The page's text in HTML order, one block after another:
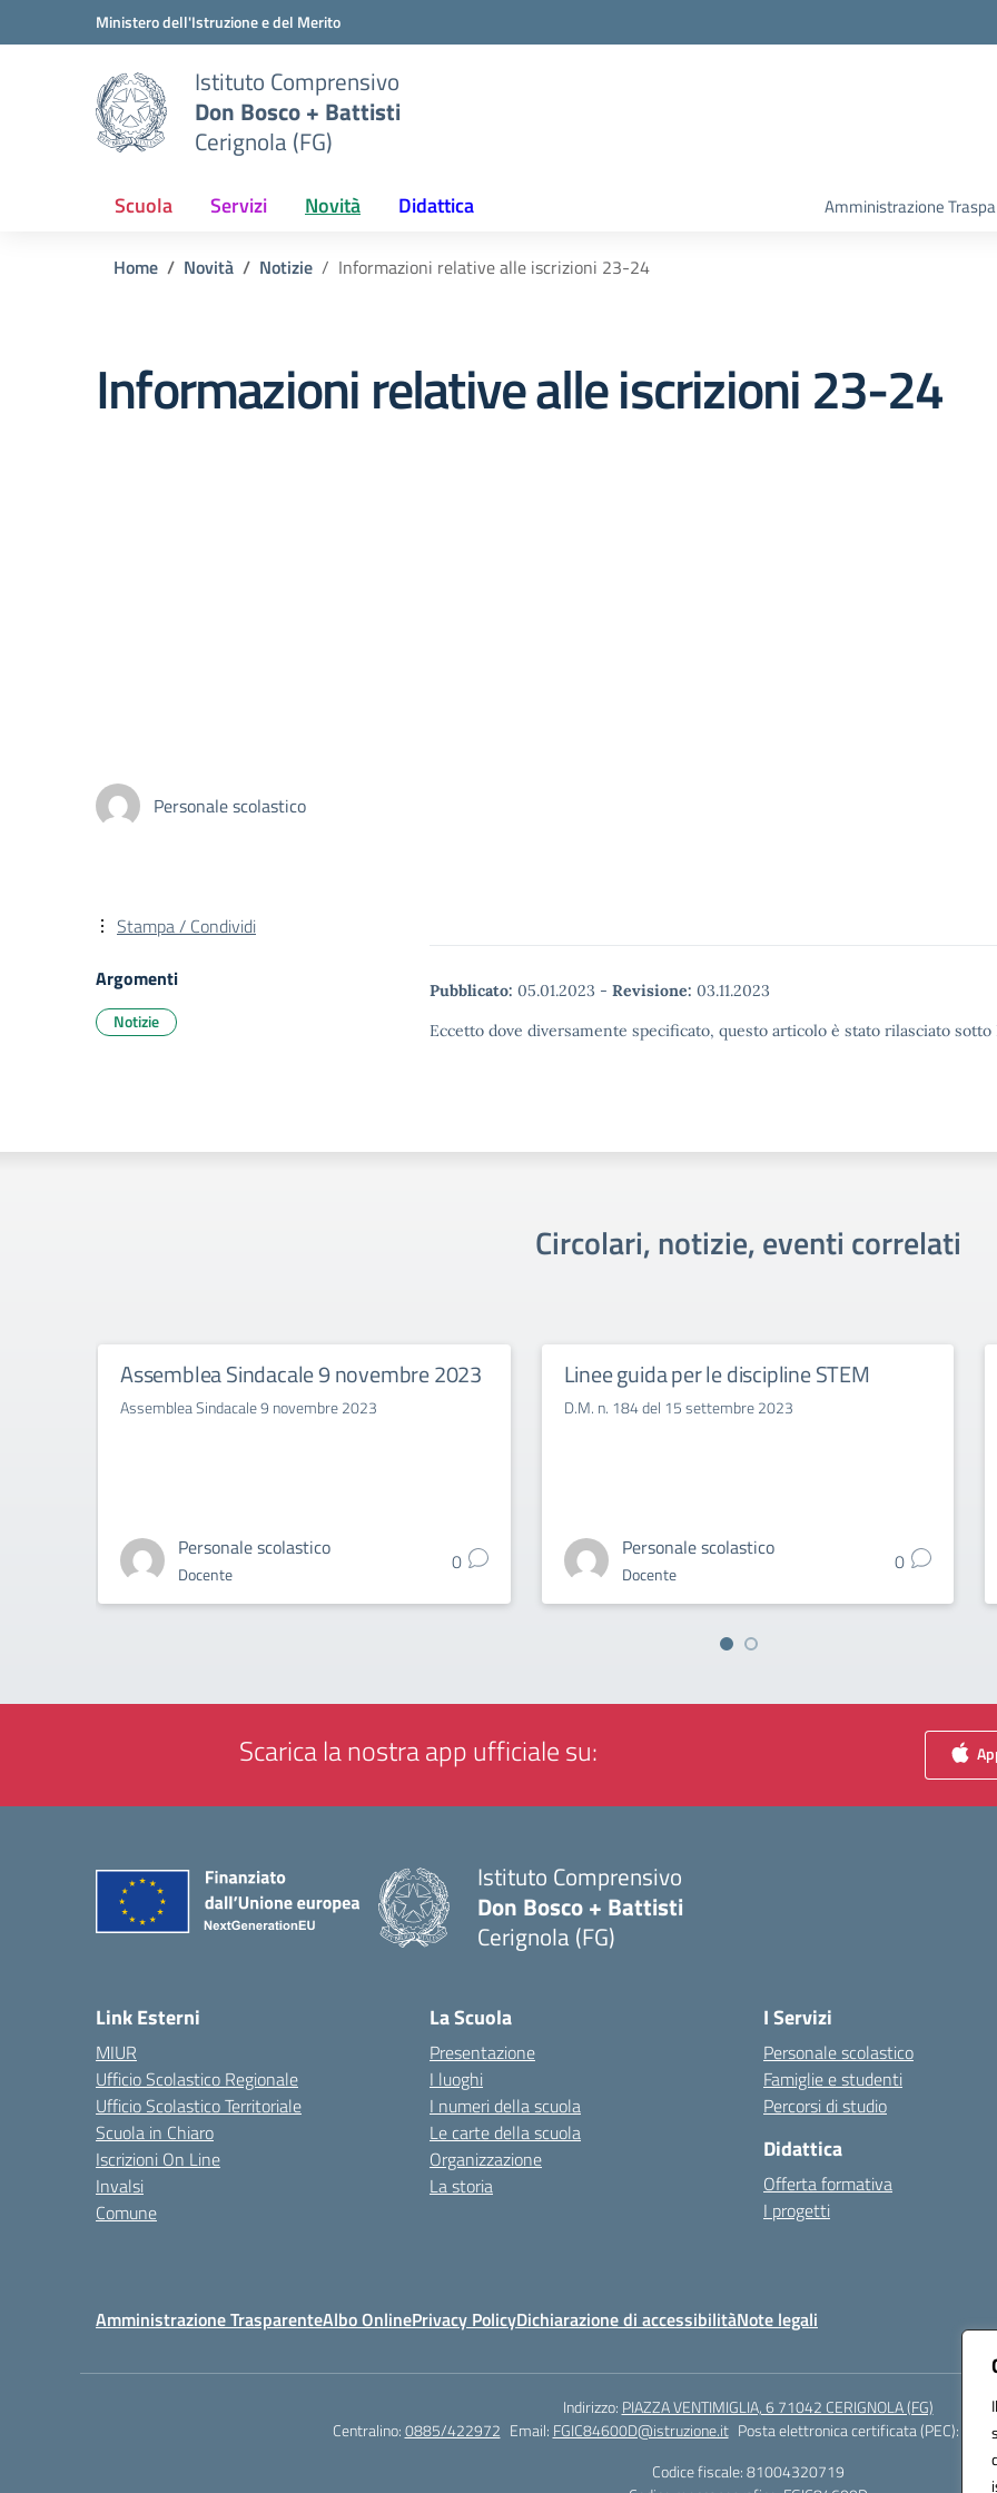
Vai ai contenuti
Vai al menu di navigazioneMinistero dell'Istruzione e del Merito
Istituto Comprensivo
Don Bosco + Battisti
Cerignola (FG)
Scuola Servizi Novità Didattica Amministrazione
Home Novità Notizie Informazioni relative alle iscrizioni 23-24
Informazioni relative alle iscrizioni 23-24
Personale scolastico
Pubblicato: 05.01.2023 - Revisione: 03.11.2023
Eccetto dove diversamente specificato, questo articolo è stato rilasciato
Stampa / Condividi
Argomenti
Notizie
Circolari, notizie, eventi correlati
Assemblea Sindacale 9 novembre 2023
Assemblea Sindacale 9 novembre 2023
Personale scolastico
Docente 0
Linee guida per le discipline STEM
D.M. n. 184 del 15 settembre 2023
Personale scolastico
Docente 0
Scarica la nostra app ufficiale su:
Istituto Comprensivo
Don Bosco + Battisti
Cerignola (FG)
Link Esterni
MIUR
Ufficio Scolastico Regionale
Ufficio Scolastico Territoriale
Scuola in Chiaro
Iscrizioni On Line
Invalsi
Comune
La Scuola
Presentazione
I luoghi
I numeri della scuola
Le carte della scuola
Organizzazione
La storia
I Servizi
Personale scolastico
Famiglie e studenti
Percorsi di studio
Didattica
Offerta formativa
I progetti
Amministrazione TrasparenteAlbo OnlinePrivacy PolicyDichiarazione di accessibilitàNote legali
Indirizzo: PIAZZA VENTIMIGLIA, 6 71042 CERIGNOLA (FG)
Centralino:0885/422972 Email: FGIC84600D@istruzione.it Posta elettronica certificata (PEC):
Codice fiscale: 81004320719